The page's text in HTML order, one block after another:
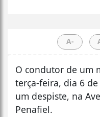
A-
O condutor de um
terça-feira, dia 6
um despiste, na
Penafiel.